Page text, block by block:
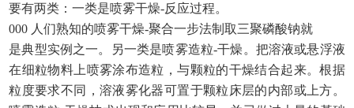
要有两类：一类是喷雾干燥-反应过程。
000 人们熟知的喷雾干燥-聚合一步法制取三聚磷酸钠就
是典型实例之一。另一类是喷雾造粒-干燥。把溶液或悬浮液
在细粒物料上喷雾涂布造粒，与颗粒的干燥结合起来。根据
粒度要求不同，溶液雾化器可置于颗粒床层的内部或上方。